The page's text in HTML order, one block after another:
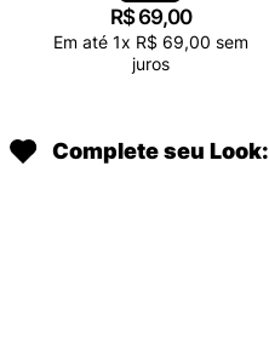
R$ 69,00
Em até 1x R$ 69,00 sem
juros
Complete seu Look: